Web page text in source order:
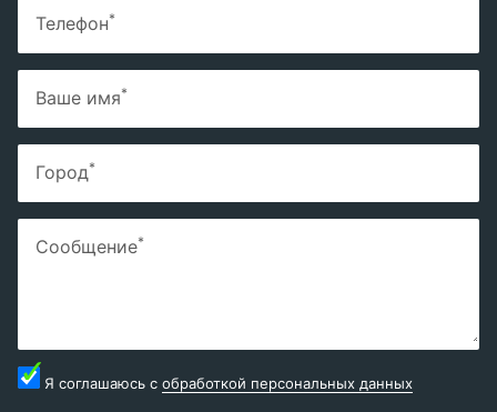
Телефон*
Ваше имя*
Город*
Сообщение*
Я соглашаюсь с обработкой персональных данных